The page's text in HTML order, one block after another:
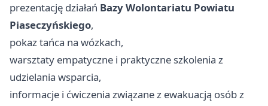
prezentację działań Bazy Wolontariatu Powiatu
Piaseczyńskiego,
pokaz tańca na wózkach,
warsztaty empatyczne i praktyczne szkolenia z
udzielania wsparcia,
informacje i ćwiczenia związane z ewakuacją osób z